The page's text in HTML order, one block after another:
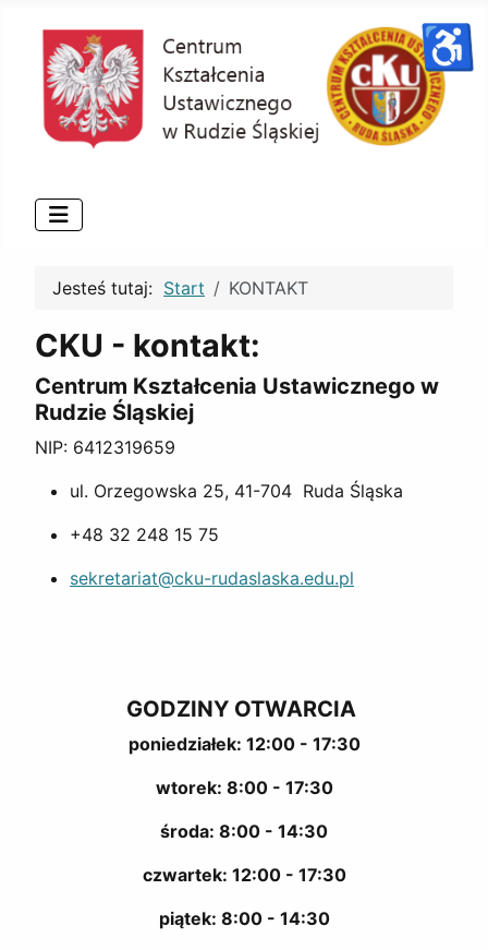
Jesteś tutaj: Start KONTAKT
CKU - kontakt:
Centrum Kształcenia Ustawicznego w
Rudzie Śląskiej
NIP: 6412319659
ul. Orzegowska 25, 41-704 Ruda Śląska
+48 32 248 15 75
sekretariat@cku-rudaslaska.edu.pl
GODZINY OTWARCIA
poniedziałek: 12:00 - 17:30
wtorek: 8:00 - 17:30
środa: 8:00 - 14:30
czwartek: 12:00 - 17:30
piątek: 8:00 - 14:30
♿